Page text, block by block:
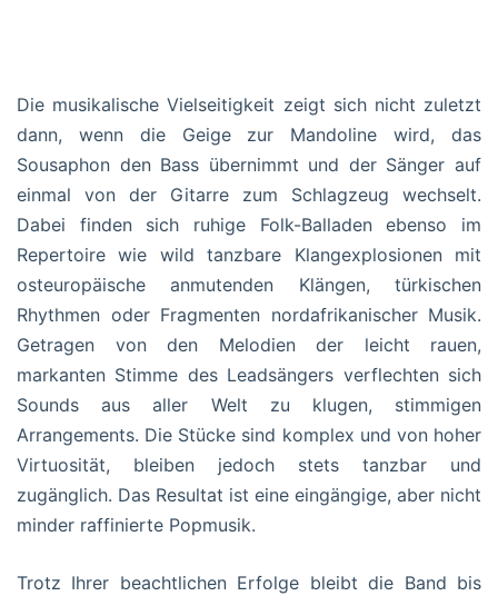
Die musikalische Vielseitigkeit zeigt sich nicht zuletzt
dann, wenn die Geige zur Mandoline wird, das
Sousaphon den Bass übernimmt und der Sänger auf
einmal von der Gitarre zum Schlagzeug wechselt.
Dabei finden sich ruhige Folk-Balladen ebenso im
Repertoire wie wild tanzbare Klangexplosionen mit
osteuropäische anmutenden Klängen, türkischen
Rhythmen oder Fragmenten nordafrikanischer Musik.
Getragen von den Melodien der leicht rauen,
markanten Stimme des Leadsängers verflechten sich
Sounds aus aller Welt zu klugen, stimmigen
Arrangements. Die Stücke sind komplex und von hoher
Virtuosität, bleiben jedoch stets tanzbar und
zugänglich. Das Resultat ist eine eingängige, aber nicht
minder raffinierte Popmusik.
Trotz Ihrer beachtlichen Erfolge bleibt die Band bis